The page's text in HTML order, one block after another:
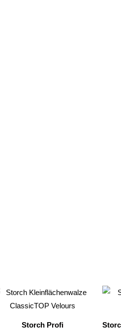
Storch Profi